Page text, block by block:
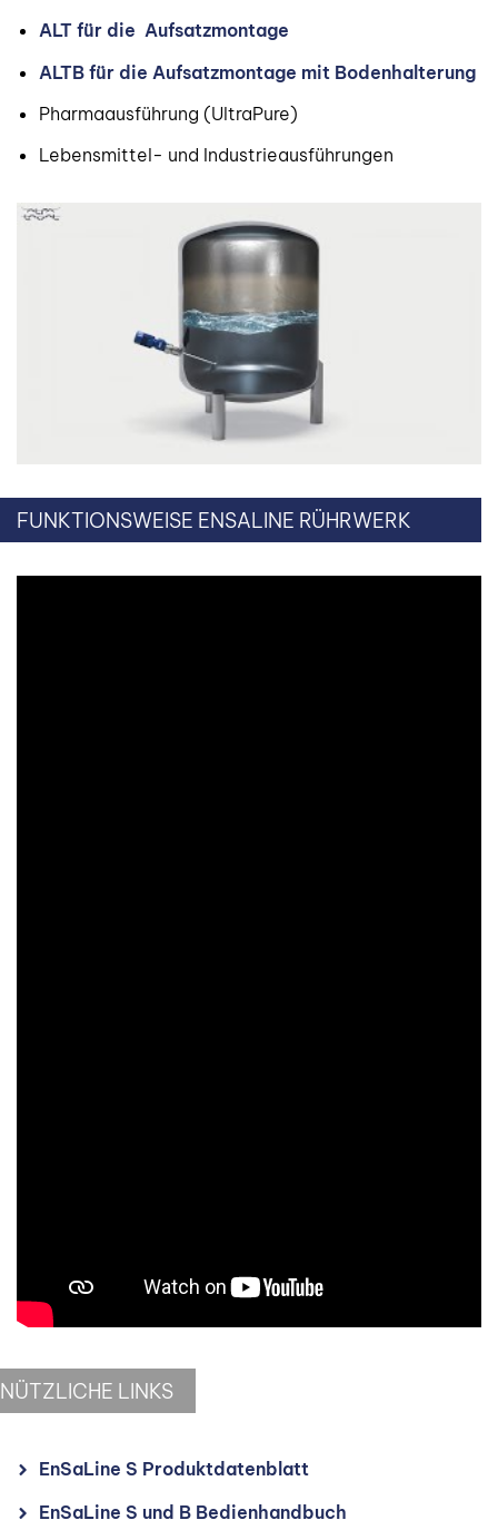
ALT für die Aufsatzmontage
ALTB für die Aufsatzmontage mit Bodenhalterung
Pharmaausführung (UltraPure)
Lebensmittel- und Industrieausführungen
FUNKTIONSWEISE ENSALINE RÜHRWERK
NÜTZLICHE LINKS
EnSaLine S Produktdatenblatt
EnSaLine S und B Bedienhandbuch